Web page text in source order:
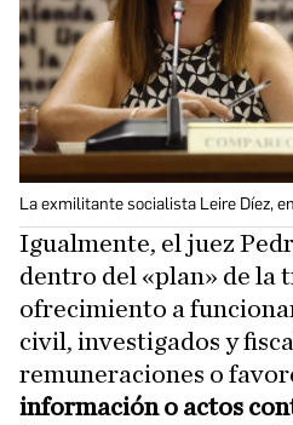
La exmilitante socialista Leire Díez,
Igualmente, el juez
dentro del «plan» de la
ofrecimiento a
civil, investigados y
remuneraciones o
información o actos